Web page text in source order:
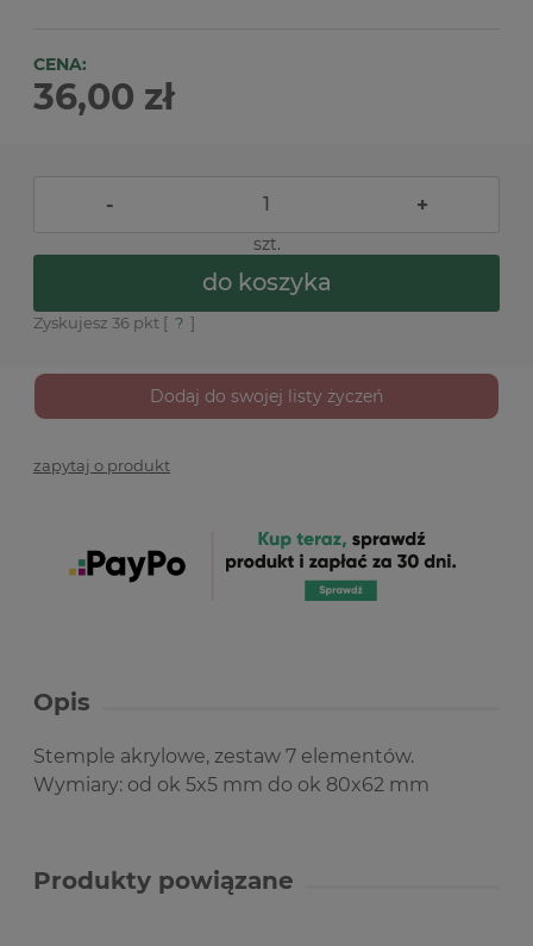
CENA:
36,00 zł
- +
szt.
do koszyka
Zyskujesz 36 pkt [ ? ]
Dodaj do swojej listy życzeń
zapytaj o produkt
Opis
Stemple akrylowe, zestaw 7 elementów.
Wymiary: od ok 5x5 mm do ok 80x62 mm
Produkty powiązane